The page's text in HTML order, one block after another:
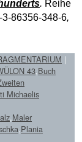
. Reihe
3-86356-348-6,
|
43,Buch
Michaelis
,Maler
,Plania